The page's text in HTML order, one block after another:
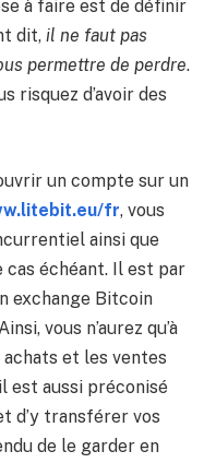
à faire est de définir
dit, il ne faut pas
permettre de perdre.
risquez d’avoir des
un compte sur un
fr, vous
ainsi que
échéant. Il est par
exchange Bitcoin
vous n’aurez qu’à
et les ventes
est aussi préconisé
d’y transférer vos
de le garder en